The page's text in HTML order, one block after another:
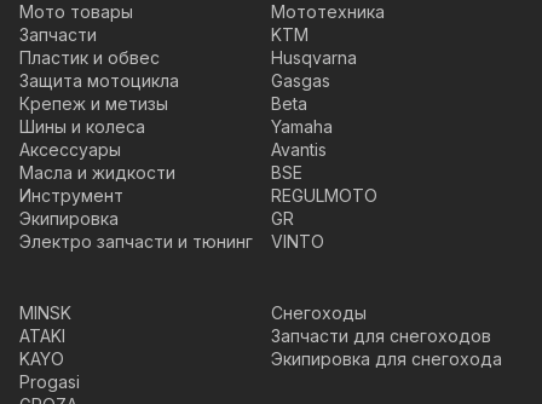
Мото товары
Запчасти
Пластик и обвес
Защита мотоцикла
Крепеж и метизы
Шины и колеса
Аксессуары
Масла и жидкости
Инструмент
Экипировка
Электро запчасти и тюнинг
Мототехника
KTM
Husqvarna
Gasgas
Beta
Yamaha
Avantis
BSE
REGULMOTO
GR
VINTO
MINSK
ATAKI
KAYO
Progasi
Снегоходы
Запчасти для снегоходов
Экипировка для снегохода